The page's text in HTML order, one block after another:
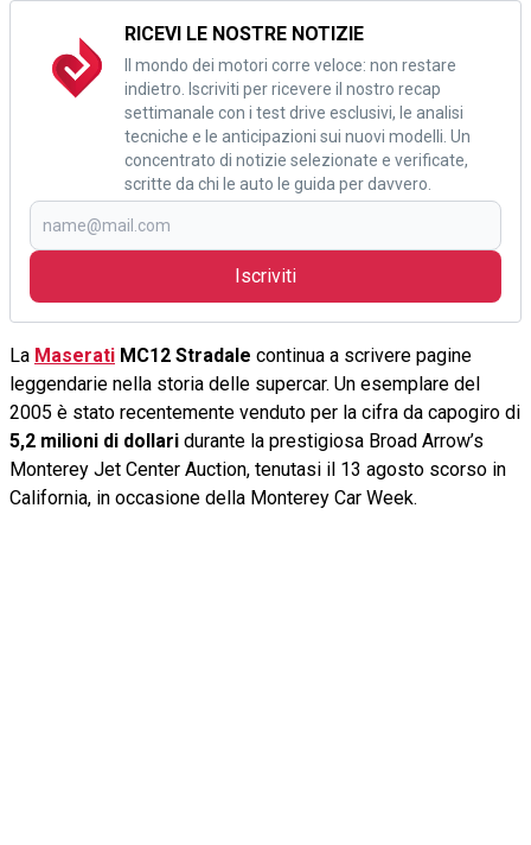
RICEVI LE NOSTRE NOTIZIE
Il mondo dei motori corre veloce: non restare
indietro. Iscriviti per ricevere il nostro recap
settimanale con i test drive esclusivi, le analisi
tecniche e le anticipazioni sui nuovi modelli. Un
concentrato di notizie selezionate e verificate,
scritte da chi le auto le guida per davvero.
Iscriviti
La Maserati MC12 Stradale continua a scrivere pagine
leggendarie nella storia delle supercar. Un esemplare del
2005 è stato recentemente venduto per la cifra da capogiro di
5,2 milioni di dollari durante la prestigiosa Broad Arrow’s
Monterey Jet Center Auction, tenutasi il 13 agosto scorso in
California, in occasione della Monterey Car Week.